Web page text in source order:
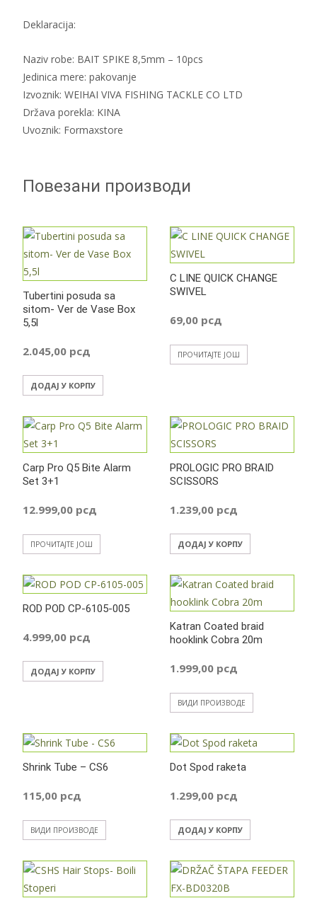
Deklaracija:
Naziv robe: BAIT SPIKE 8,5mm – 10pcs
Jedinica mere: pakovanje
Izvoznik: WEIHAI VIVA FISHING TACKLE CO LTD
Država porekla: KINA
Uvoznik: Formaxstore
Повезани производи
Tubertini posuda sa
sitom- Ver de Vase Box
5,5l
2.045,00 рсд
ДОДАЈ У КОРПУ
C LINE QUICK CHANGE
SWIVEL
69,00 рсд
ПРОЧИТАЈТЕ ЈОШ
Carp Pro Q5 Bite Alarm
Set 3+1
12.999,00 рсд
ПРОЧИТАЈТЕ ЈОШ
PROLOGIC PRO BRAID
SCISSORS
1.239,00 рсд
ДОДАЈ У КОРПУ
ROD POD CP-6105-005
4.999,00 рсд
ДОДАЈ У КОРПУ
Katran Coated braid
hooklink Cobra 20m
1.999,00 рсд
ВИДИ ПРОИЗВОДЕ
Shrink Tube – CS6
115,00 рсд
ВИДИ ПРОИЗВОДЕ
Dot Spod raketa
1.299,00 рсд
ДОДАЈ У КОРПУ